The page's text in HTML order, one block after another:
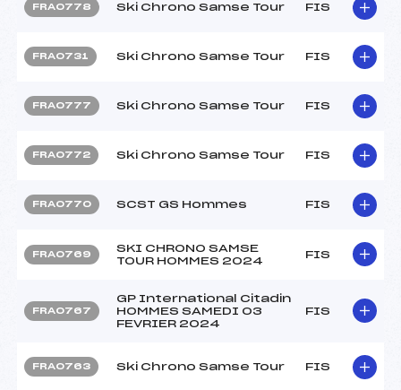
FRA0778 Ski Chrono Samse Tour FIS
FRA0731 Ski Chrono Samse Tour FIS
FRA0777 Ski Chrono Samse Tour FIS
FRA0772 Ski Chrono Samse Tour FIS
FRA0770 SCST GS Hommes FIS
FRA0769
SKI CHRONO SAMSE
TOUR HOMMES 2024
FIS
FRA0767
GP International Citadin
HOMMES SAMEDI 03
FEVRIER 2024
FIS
FRA0763 Ski Chrono Samse Tour FIS